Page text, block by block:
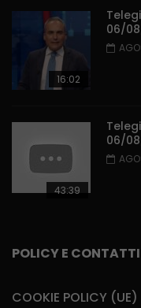
16:02
06/
43:39
06/
POLICY E CONTATTI
COOKIE POLICY (UE)